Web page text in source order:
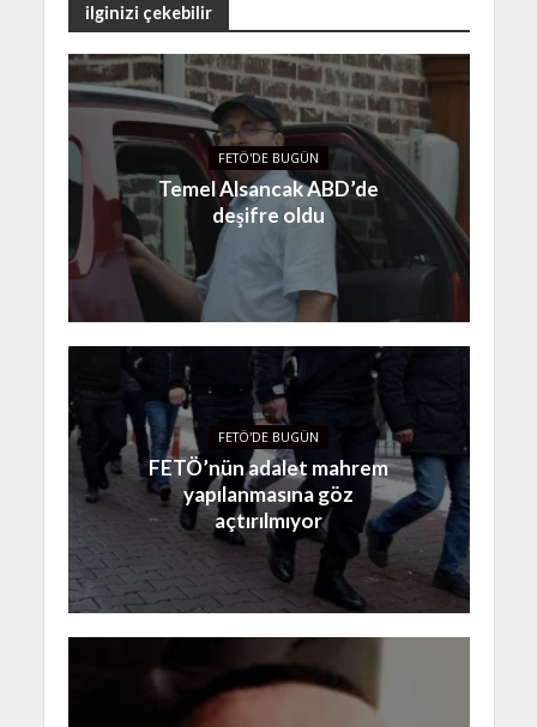
ilginizi çekebilir
FETÖ'DE BUGÜN
Temel Alsancak ABD’de
deşifre oldu
FETÖ'DE BUGÜN
FETÖ’nün adalet mahrem
yapılanmasına göz
açtırılmıyor